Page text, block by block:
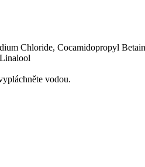
Chloride, Cocamidopropyl
vodou.